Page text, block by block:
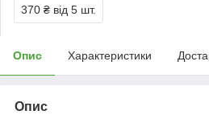
370 ₴ від 5 шт.
Опис Характеристики
Опис